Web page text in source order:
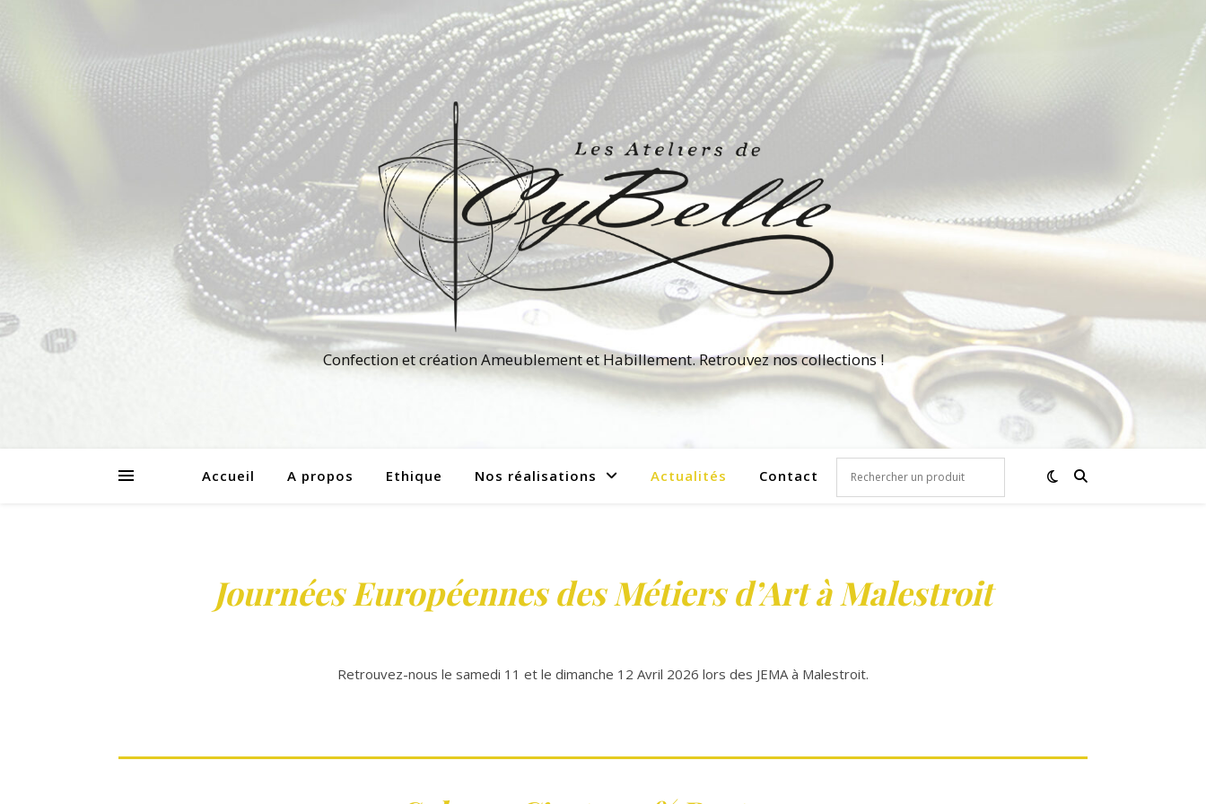
Confection et création Ameublement et Habillement. Retrouvez nos collections !
Accueil A propos Ethique Nos réalisations Actualités Contact
Journées Européennes des Métiers d’Art à Malestroit
Retrouvez-nous le samedi 11 et le dimanche 12 Avril 2026 lors des JEMA à Malestroit.